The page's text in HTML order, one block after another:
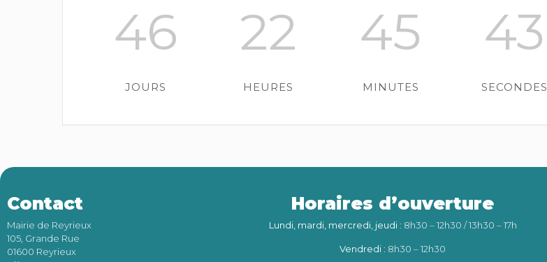
46
JOURS
22
HEURES
45
MINUTES
42
SECONDES
Contact
Mairie de Reyrieux
105, Grande Rue
01600 Reyrieux
Horaires d’ouverture
Lundi, mardi, mercredi, jeudi: 8h30 – 12h30 / 13h30 – 17h
Vendredi: 8h30 – 12h30